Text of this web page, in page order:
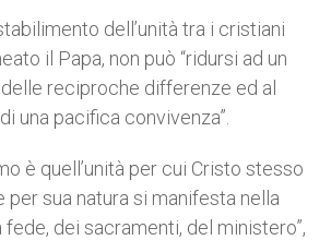
dell’unità tra i cristiani
il Papa, non può “ridursi ad un
reciproche differenze ed al
una pacifica convivenza”.
è quell’unità per cui Cristo stesso
per sua natura si manifesta nella
dei sacramenti, del ministero”,